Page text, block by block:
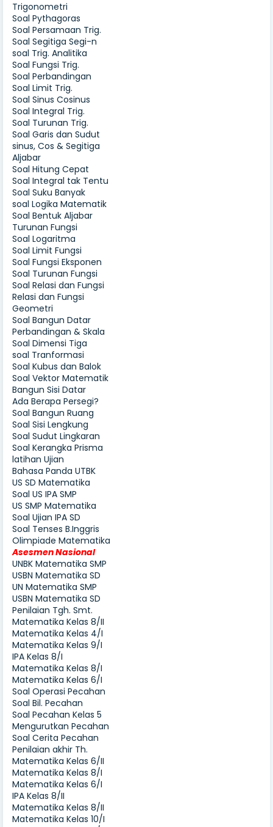
Trigonometri
Soal Pythagoras
Soal Persamaan Trig.
Soal Segitiga Segi-n
soal Trig. Analitika
Soal Fungsi Trig.
Soal Perbandingan
Soal Limit Trig.
Soal Sinus Cosinus
Soal Integral Trig.
Soal Turunan Trig.
Soal Garis dan Sudut
sinus, Cos & Segitiga
Aljabar
Soal Hitung Cepat
Soal Integral tak Tentu
Soal Suku Banyak
soal Logika Matematik
Soal Bentuk Aljabar
Turunan Fungsi
Soal Logaritma
Soal Limit Fungsi
Soal Fungsi Eksponen
Soal Turunan Fungsi
Soal Relasi dan Fungsi
Relasi dan Fungsi
Geometri
Soal Bangun Datar
Perbandingan & Skala
Soal Dimensi Tiga
soal Tranformasi
Soal Kubus dan Balok
Soal Vektor Matematik
Bangun Sisi Datar
Ada Berapa Persegi?
Soal Bangun Ruang
Soal Sisi Lengkung
Soal Sudut Lingkaran
Soal Kerangka Prisma
latihan Ujian
Bahasa Panda UTBK
US SD Matematika
Soal US IPA SMP
US SMP Matematika
Soal Ujian IPA SD
Soal Tenses B.Inggris
Olimpiade Matematika
Asesmen Nasional
UNBK Matematika SMP
USBN Matematika SD
UN Matematika SMP
USBN Matematika SD
Penilaian Tgh. Smt.
Matematika Kelas 8/II
Matematika Kelas 4/I
Matematika Kelas 9/I
IPA Kelas 8/I
Matematika Kelas 8/I
Matematika Kelas 6/I
Soal Operasi Pecahan
Soal Bil. Pecahan
Soal Pecahan Kelas 5
Mengurutkan Pecahan
Soal Cerita Pecahan
Penilaian akhir Th.
Matematika Kelas 6/II
Matematika Kelas 8/I
Matematika Kelas 6/I
IPA Kelas 8/II
Matematika Kelas 8/II
Matematika Kelas 10/I